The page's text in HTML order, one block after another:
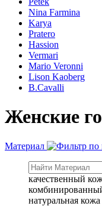
Nina Farmina
Karya
Pratero
Hassion
Vermari
Mario Veronni
Lison Kaoberg
B.Cavalli
Женские
Материал
качественный
натуральная кожа